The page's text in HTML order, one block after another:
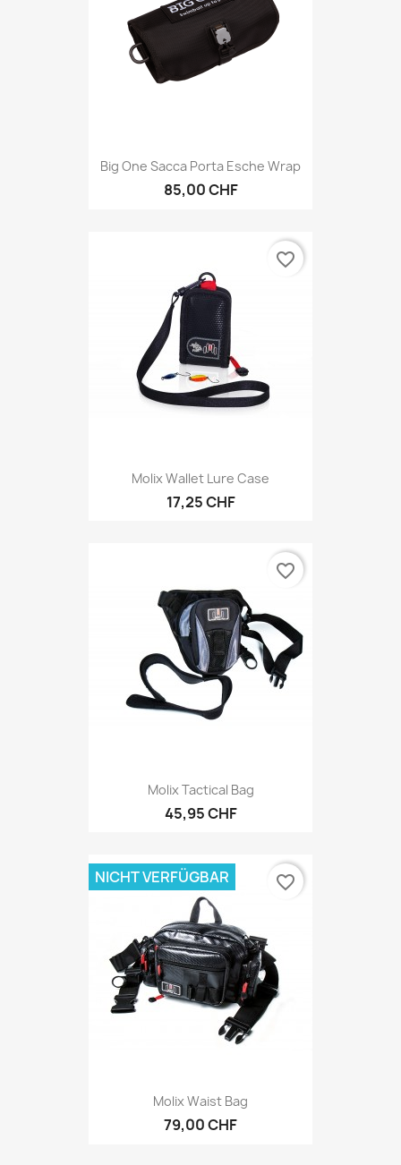
Big One Sacca Porta Esche Wrap
85,00 CHF
Molix Wallet Lure Case
17,25 CHF
favorite_border
Molix Tactical Bag
45,95 CHF
favorite_border
Molix Waist Bag
79,00 CHF
NICHT VERFÜGBAR favorite_border